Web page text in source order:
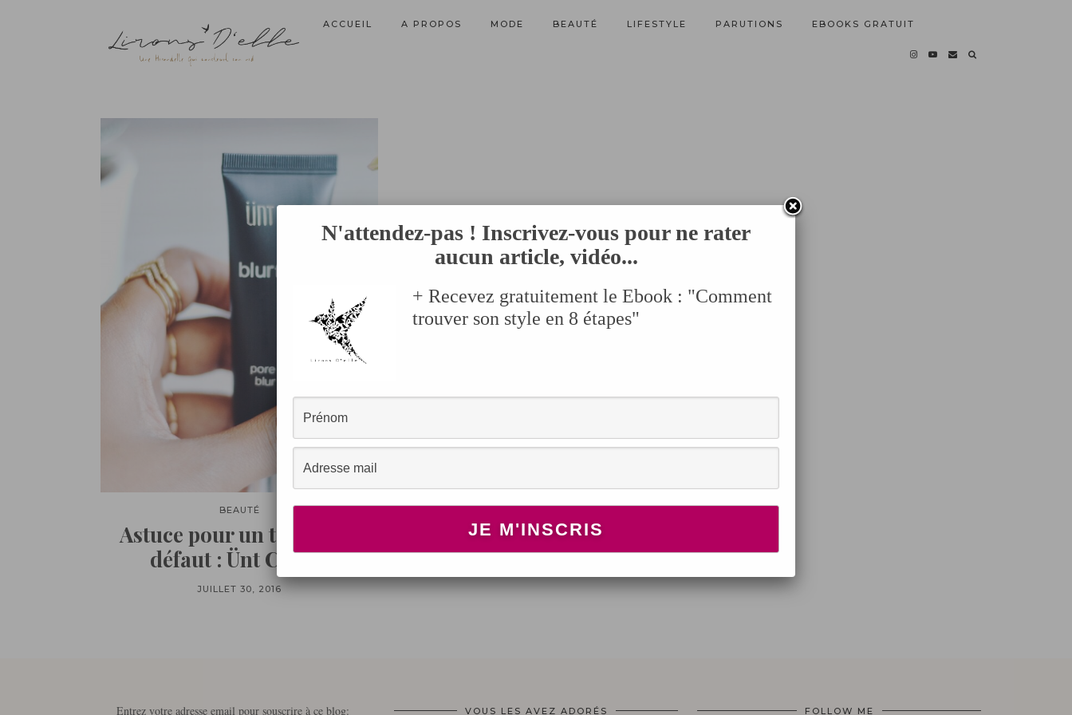
ACCUEIL A PROPOS MODE BEAUTÉ LIFESTYLE PARUTIONS EBOOKS GRATUIT
BEAUTÉ
Astuce pour un teint zéro
défaut : Ünt Color !
JUILLET 30, 2016
Entrez votre adresse email pour souscrire à ce blog: VOUS LES AVEZ ADORÉS FOLLOW ME
N'attendez-pas ! Inscrivez-vous pour ne rater
aucun article, vidéo...
+ Recevez gratuitement le Ebook : "Comment
trouver son style en 8 étapes"